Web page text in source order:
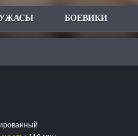
БОЕВИКИ